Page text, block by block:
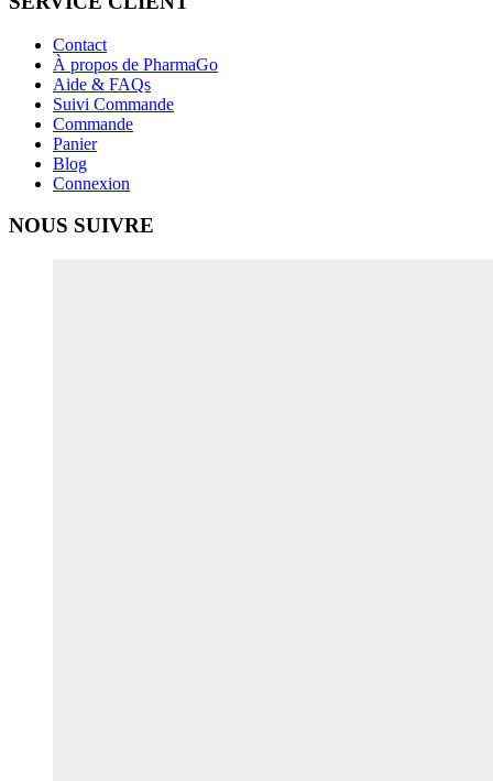
Contact
À propos de PharmaGo
Aide & FAQs
Suivi Commande
Commande
Panier
Blog
Connexion
NOUS SUIVRE